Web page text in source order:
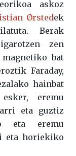
askoz
Ørstedek
Berak
zen
bat
Faraday,
hainbat
eremu
eta guztiz
eta eremu
eta horiekiko